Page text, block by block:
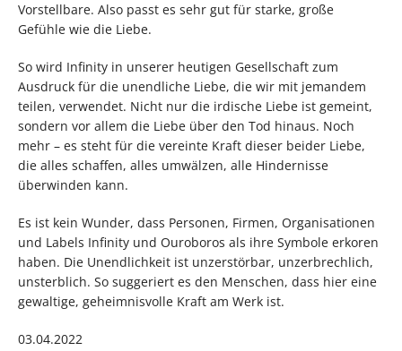
Vorstellbare. Also passt es sehr gut für starke, große
Gefühle wie die Liebe.
So wird Infinity in unserer heutigen Gesellschaft zum
Ausdruck für die unendliche Liebe, die wir mit jemandem
teilen, verwendet. Nicht nur die irdische Liebe ist gemeint,
sondern vor allem die Liebe über den Tod hinaus. Noch
mehr – es steht für die vereinte Kraft dieser beider Liebe,
die alles schaffen, alles umwälzen, alle Hindernisse
überwinden kann.
Es ist kein Wunder, dass Personen, Firmen, Organisationen
und Labels Infinity und Ouroboros als ihre Symbole erkoren
haben. Die Unendlichkeit ist unzerstörbar, unzerbrechlich,
unsterblich. So suggeriert es den Menschen, dass hier eine
gewaltige, geheimnisvolle Kraft am Werk ist.
03.04.2022